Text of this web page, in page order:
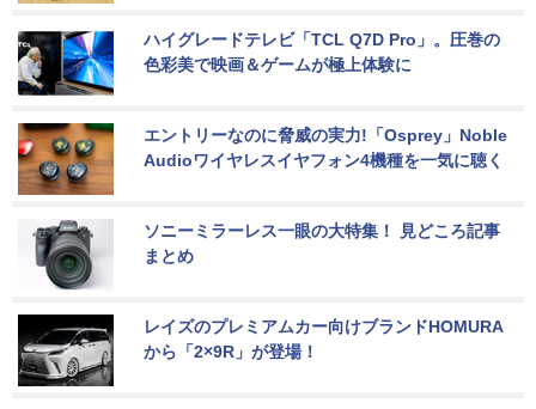
ハイグレードテレビ「TCL Q7D Pro」。圧巻の
色彩美で映画＆ゲームが極上体験に
エントリーなのに脅威の実力!「Osprey」Noble
Audioワイヤレスイヤフォン4機種を一気に聴く
ソニーミラーレス一眼の大特集！ 見どころ記事
まとめ
レイズのプレミアムカー向けブランドHOMURA
から「2×9R」が登場！